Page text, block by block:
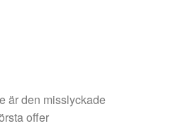
är den misslyckade
offer